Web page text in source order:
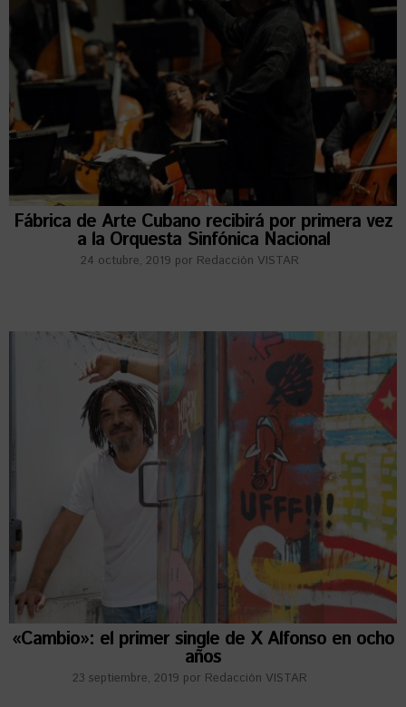
Fábrica de Arte Cubano recibirá por primera vez
a la Orquesta Sinfónica Nacional
24 octubre, 2019 por Redacción VISTAR
«Cambio»: el primer single de X Alfonso en ocho
años
23 septiembre, 2019 por Redacción VISTAR